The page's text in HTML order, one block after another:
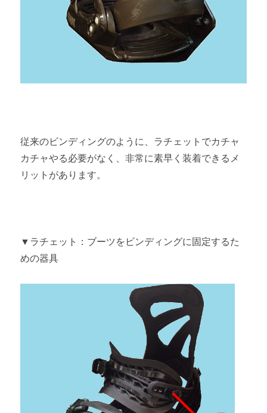
従来のビンディングのように、ラチェットでカチャ
カチャやる必要がなく、非常に素早く装着できるメ
リットがあります。
▼ラチェット：ブーツをビンディングに固定するた
めの器具